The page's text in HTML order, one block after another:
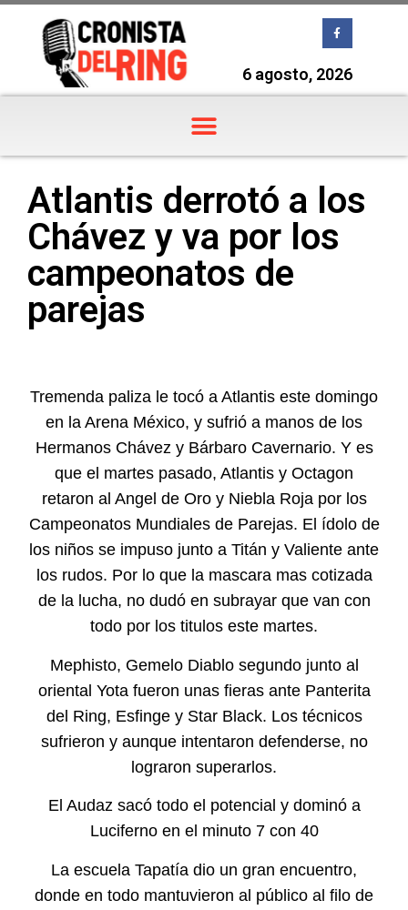
6 agosto, 2026
Atlantis derrotó a los
Chávez y va por los
campeonatos de
parejas
Tremenda paliza le tocó a Atlantis este domingo
en la Arena México, y sufrió a manos de los
Hermanos Chávez y Bárbaro Cavernario. Y es
que el martes pasado, Atlantis y Octagon
retaron al Angel de Oro y Niebla Roja por los
Campeonatos Mundiales de Parejas. El ídolo de
los niños se impuso junto a Titán y Valiente ante
los rudos. Por lo que la mascara mas cotizada
de la lucha, no dudó en subrayar que van con
todo por los titulos este martes.
Mephisto, Gemelo Diablo segundo junto al
oriental Yota fueron unas fieras ante Panterita
del Ring, Esfinge y Star Black. Los técnicos
sufrieron y aunque intentaron defenderse, no
lograron superarlos.
El Audaz sacó todo el potencial y dominó a
Luciferno en el minuto 7 con 40
La escuela Tapatía dio un gran encuentro,
donde en todo mantuvieron al público al filo de